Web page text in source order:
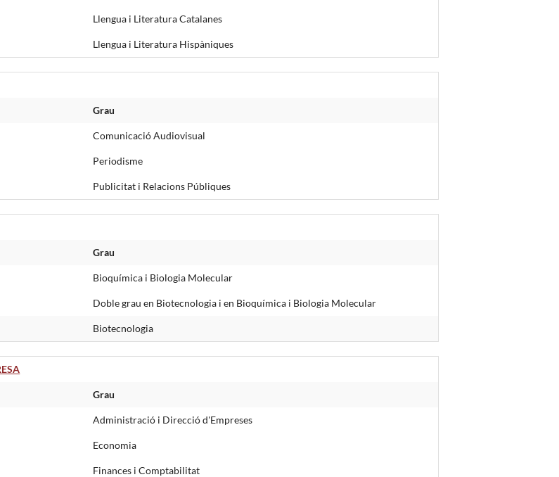
Llengua i Literatura Catalanes
Llengua i Literatura Hispàniques
Grau
Comunicació Audiovisual
Periodisme
Publicitat i Relacions Públiques
Grau
Bioquímica i Biologia Molecular
Doble grau en Biotecnologia i en Bioquímica i Biologia Molecular
Biotecnologia
Grau
Administració i Direcció d'Empreses
Economia
Finances i Comptabilitat